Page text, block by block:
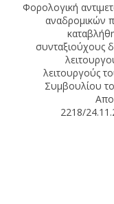
Φορολογική
αναδρομικών
συνταξιούχους
λειτουργούς
Συμβουλίου
2218/